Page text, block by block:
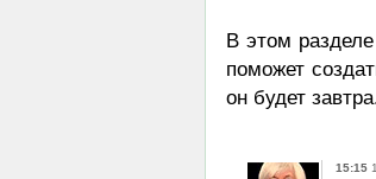
В этом
поможет
он будет
15:15